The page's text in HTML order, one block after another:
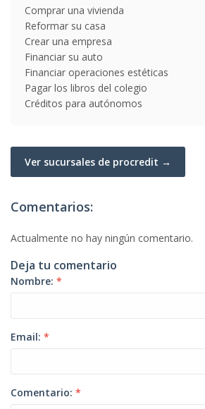
Comprar una vivienda
Reformar su casa
Crear una empresa
Financiar su auto
Financiar operaciones estéticas
Pagar los libros del colegio
Créditos para autónomos
Ver sucursales de procredit →
Comentarios:
Actualmente no hay ningún comentario.
Deja tu comentario
Nombre: *
Email: *
Comentario: *